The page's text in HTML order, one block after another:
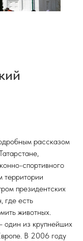
рассказом
спортивного
территории
президентских
где есть
животных.
один из крупнейших
В 2006 году